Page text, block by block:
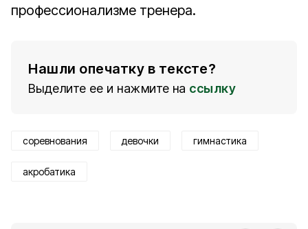
профессионализме тренера.
Нашли опечатку в тексте?
Выделите ее и нажмите на ссылку
соревнования девочки гимнастика
акробатика